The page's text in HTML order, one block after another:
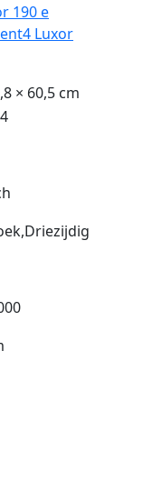
190 e
Luxor
× 60,5 cm